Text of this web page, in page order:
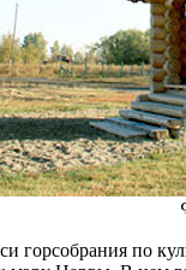
горсобрания по